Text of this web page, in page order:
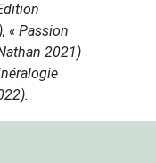
« Passion
2021)